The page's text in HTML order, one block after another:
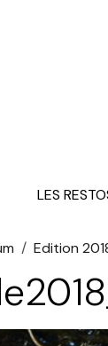
LES
Edition